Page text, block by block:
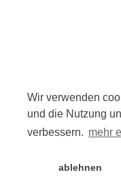
Wir verwenden
und die Nutzung
verbessern. mehr
ablehnen